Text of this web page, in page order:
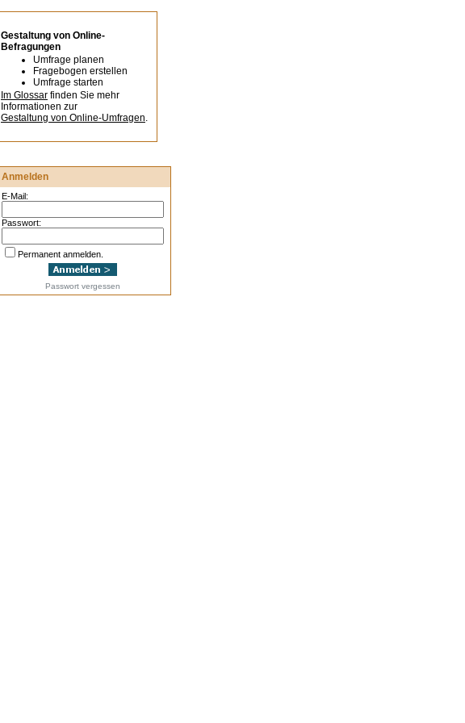
Gestaltung von Online-
Befragungen
Umfrage planen
Fragebogen erstellen
Umfrage starten
Im Glossar finden Sie mehr
Informationen zur
Gestaltung von Online-Umfragen.
Anmelden
E-Mail:
Passwort:
Permanent anmelden.
Passwort vergessen